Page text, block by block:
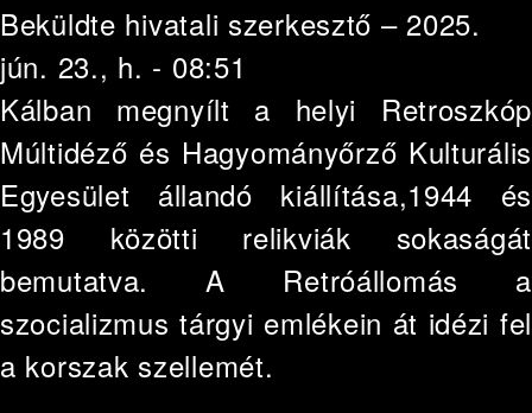
Beküldte hivatali szerkesztő – 2025.
jún. 23., h. - 08:51
Kálban megnyílt a helyi Retroszkóp
Múltidéző és Hagyományőrző Kulturális
Egyesület állandó kiállítása,1944 és
1989 közötti relikviák sokaságát
bemutatva. A Retróállomás a
szocializmus tárgyi emlékein át idézi fel
a korszak szellemét.